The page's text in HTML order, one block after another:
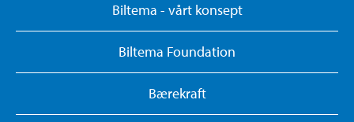
Biltema - vårt konsept
Biltema Foundation
Bærekraft